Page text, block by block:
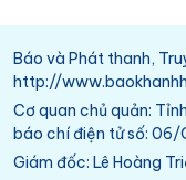
Báo và Phát thanh,
http://
Cơ quan chủ quản:
báo chí điện tử số:
Giám đốc: Lê Hoàng